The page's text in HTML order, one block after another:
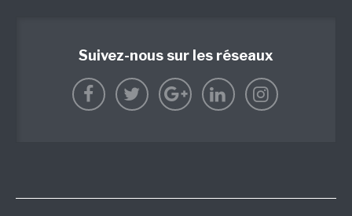
Suivez-nous sur les réseaux